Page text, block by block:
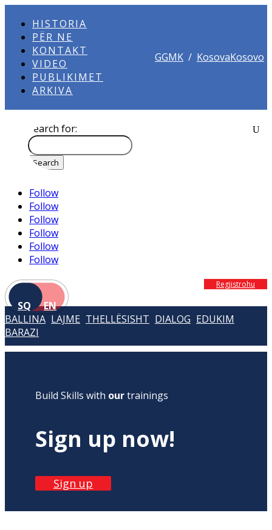
HISTORIA
PËR NE
KONTAKT
VIDEO
PUBLIKIMET
ARKIVA
GGMK / KosovaKosovo
Search for:
Follow
Follow
Follow
Follow
Follow
Follow
SQ EN
Regjistrohu
BALLINA LAJME THELLËSISHT DIALOG EDUKIM
BARAZI
Build Skills with ourtrainings
Sign up now!
Sign up